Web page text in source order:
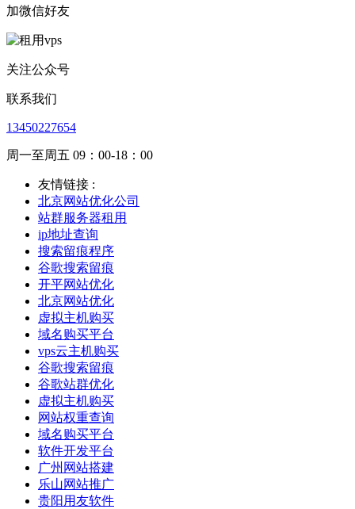
加微信好友
关注公众号
联系我们
13450227654
周一至周五 09：00-18：00
友情链接 :
北京网站优化公司
站群服务器租用
ip地址查询
搜索留痕程序
谷歌搜索留痕
开平网站优化
北京网站优化
虚拟主机购买
域名购买平台
vps云主机购买
谷歌搜索留痕
谷歌站群优化
虚拟主机购买
网站权重查询
域名购买平台
软件开发平台
广州网站搭建
乐山网站推广
贵阳用友软件